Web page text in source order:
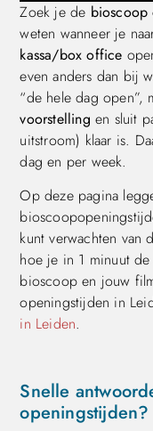
Zoek je de bioscoop
weten wanneer je
kassa/box office
even anders dan bij
“de hele dag open”,
voorstelling en sluit
uitstroom) klaar is.
dag en per week.
Op deze pagina
kunt verwachten van
hoe je in 1 minuut
bioscoop en jouw
openingstijden in
in Leiden.
Snelle
openingstijden?